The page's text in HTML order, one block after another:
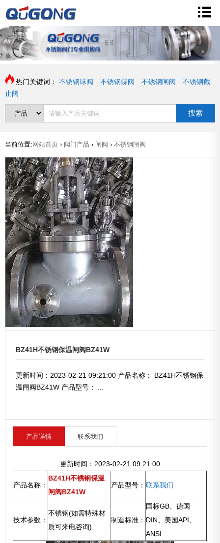
热门关键词： 不锈钢球阀 不锈钢蝶阀 不锈钢闸阀
不锈钢截
止阀
搜索
当前位置: 网站首页 › 阀门产品 › 闸阀 › 不锈钢闸阀
BZ41H不锈钢保温闸阀BZ41W
更新时间：2023-02-21 09:21:00 产品名称： BZ41H不锈钢保
温闸阀BZ41W 产品型号： ...
产品详情 联系我们
更新时间：2023-02-21 09:21:00
产品名称：
BZ41H不锈钢保温
闸阀BZ41W
产品型号： 联系我们
技术参数：
不锈钢(如需特殊材
质可来电咨询)
制造标准：
国标GB、德国
DIN、美国API、
ANSI